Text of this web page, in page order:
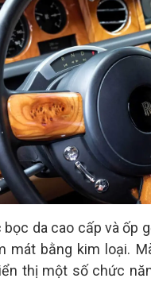
da cao cấp và ốp
mát bằng kim loại.
thị một số chức